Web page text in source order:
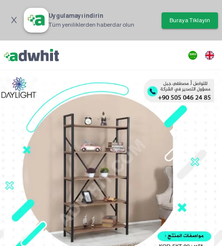
Uygulamayı indirin
Tüm yeniliklerden haberdar olun
Buraya Tıklayın